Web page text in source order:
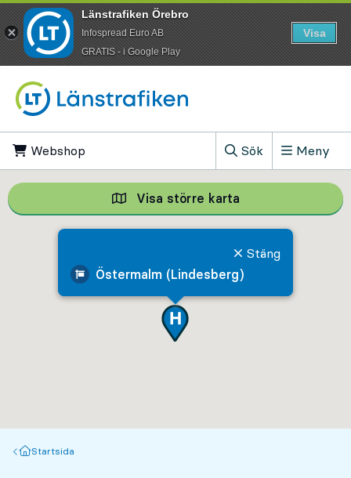
Webshop
Sök
, Visa sökfältet
Meny
Östermalm (Lindesberg)
Stäng
Visa större karta Visa större
Startsida
Startsida
Länstrafiken Örebro
Infospread Euro AB
​GRATIS - i Google Play
Visa